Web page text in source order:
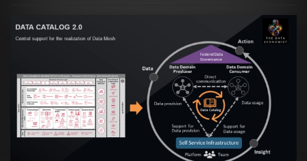
Artikel:Data Mesh Ökosysteme: Die
Transformation zur Data Inspired Human
Culture
VIEW